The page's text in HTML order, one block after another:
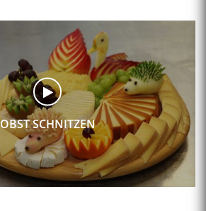
OBST SCHNITZEN